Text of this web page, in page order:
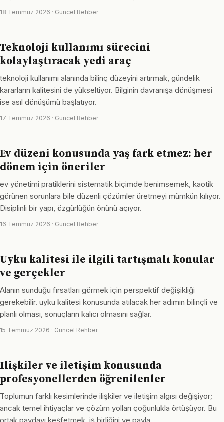
18 Temmuz 2026 · Güncel Rehber
Teknoloji kullanımı sürecini
kolaylaştıracak yedi araç
teknoloji kullanımı alanında bilinç düzeyini artırmak, gündelik
kararların kalitesini de yükseltiyor. Bilginin davranışa dönüşmesi
ise asıl dönüşümü başlatıyor.
17 Temmuz 2026 · Güncel Rehber
Ev düzeni konusunda yaş fark etmez: her
dönem için öneriler
ev yönetimi pratiklerini sistematik biçimde benimsemek, kaotik
görünen sorunlara bile düzenli çözümler üretmeyi mümkün kılıyor.
Disiplinli bir yapı, özgürlüğün önünü açıyor.
16 Temmuz 2026 · Güncel Rehber
Uyku kalitesi ile ilgili tartışmalı konular
ve gerçekler
Alanın sunduğu fırsatları görmek için perspektif değişikliği
gerekebilir. uyku kalitesi konusunda atılacak her adımın bilinçli ve
planlı olması, sonuçların kalıcı olmasını sağlar.
15 Temmuz 2026 · Güncel Rehber
Ilişkiler ve iletişim konusunda
profesyonellerden öğrenilenler
Toplumun farklı kesimlerinde ilişkiler ve iletişim algısı değişiyor;
ancak temel ihtiyaçlar ve çözüm yolları çoğunlukla örtüşüyor. Bu
ortak paydayı keşfetmek, iş birliğini ve payla…